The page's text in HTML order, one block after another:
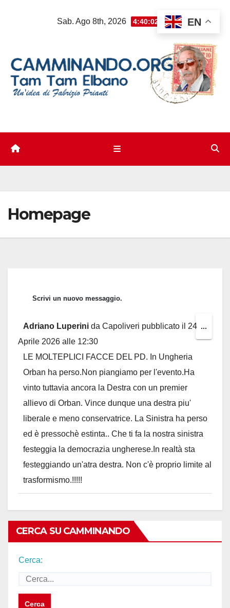
Sab. Ago 8th, 2026 4:40:02 PM
Homepage
Adriano Luperini da Capoliveri pubblicato il 24
Aprile 2026 alle 12:30
LE MOLTEPLICI FACCE DEL PD. In Ungheria
Orban ha perso.Non piangiamo per l'evento.Ha
vinto tuttavia ancora la Destra con un premier
allievo di Orban. Vince dunque una destra piu'
liberale e meno conservatrice. La Sinistra ha perso
ed è pressochè estinta.. Che ti fa la nostra sinistra
festeggia la democrazia ungherese.In realtà sta
festeggiando un'atra destra. Non c'è proprio limite al
trasformismo.!!!!!
...
this
CERCA SU CAMMINANDO
Cerca:
EN